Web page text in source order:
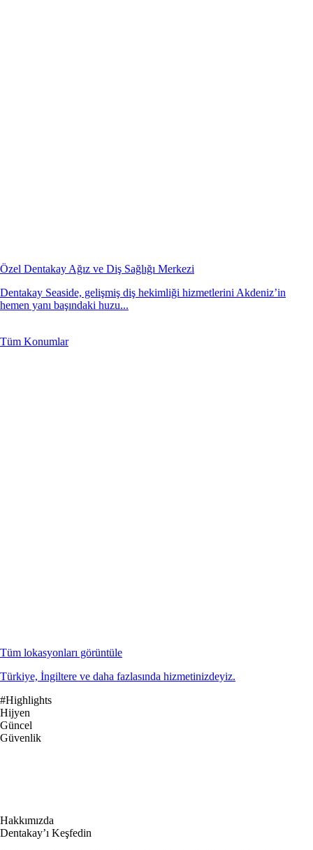
Özel Dentakay Ağız ve Diş Sağlığı Merkezi
Dentakay Seaside, gelişmiş diş hekimliği hizmetlerini Akdeniz’in
hemen yanı başındaki huzu...
Tüm Konumlar
Tüm lokasyonları görüntüle
Türkiye, İngiltere ve daha fazlasında hizmetinizdeyiz.
#Highlights
Hijyen
Güncel
Güvenlik
Hakkımızda
Dentakay’ı Keşfedin